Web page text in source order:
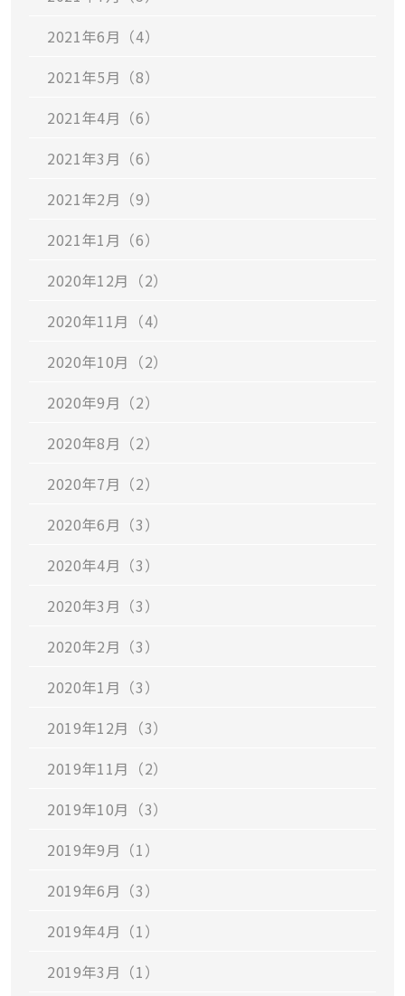
2021年6月（4）
2021年5月（8）
2021年4月（6）
2021年3月（6）
2021年2月（9）
2021年1月（6）
2020年12月（2）
2020年11月（4）
2020年10月（2）
2020年9月（2）
2020年8月（2）
2020年7月（2）
2020年6月（3）
2020年4月（3）
2020年3月（3）
2020年2月（3）
2020年1月（3）
2019年12月（3）
2019年11月（2）
2019年10月（3）
2019年9月（1）
2019年6月（3）
2019年4月（1）
2019年3月（1）